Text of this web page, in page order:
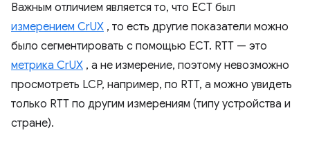
Важным отличием является то, что ECT был
измерением CrUX , то есть другие показатели можно
было сегментировать с помощью ECT. RTT — это
метрика CrUX , а не измерение, поэтому невозможно
просмотреть LCP, например, по RTT, а можно увидеть
только RTT по другим измерениям (типу устройства и
стране).